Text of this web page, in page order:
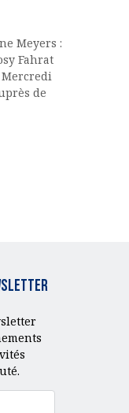
Meyers :
Fahrat
de